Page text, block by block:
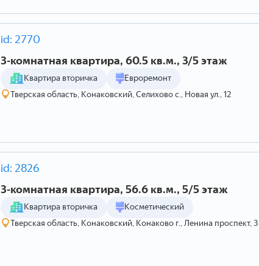
id: 2770
3-комнатная квартира, 60.5 кв.м., 3/5 этаж
Квартира вторичка
Евроремонт
Тверская область, Конаковский, Селихово с., Новая ул., 12
id: 2826
3-комнатная квартира, 56.6 кв.м., 5/5 этаж
Квартира вторичка
Косметический
Тверская область, Конаковский, Конаково г., Ленина проспект, 3